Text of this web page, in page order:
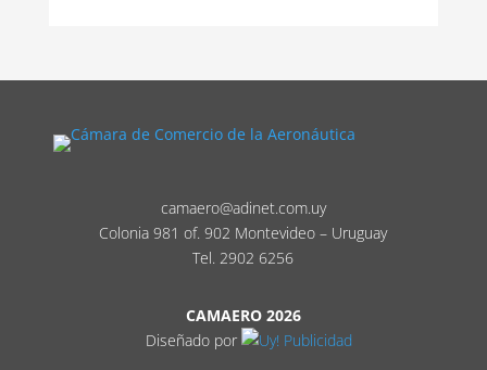
camaero@adinet.com.uy
Colonia 981 of. 902 Montevideo – Uruguay
Tel. 2902 6256
CAMAERO 2026
Diseñado por